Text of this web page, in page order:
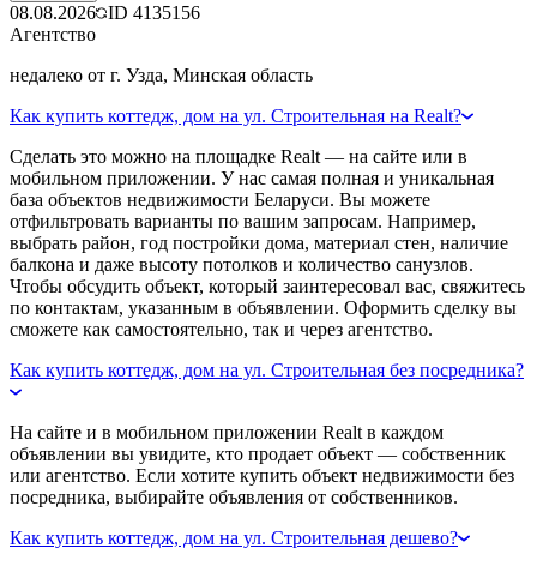
08.08.2026 ID 4135156
Агентство
недалеко от г. Узда, Минская область
Как купить коттедж, дом на ул. Строительная на Realt?
Сделать это можно на площадке Realt — на сайте или в
мобильном приложении. У нас самая полная и уникальная
база объектов недвижимости Беларуси. Вы можете
отфильтровать варианты по вашим запросам. Например,
выбрать район, год постройки дома, материал стен, наличие
балкона и даже высоту потолков и количество санузлов.
Чтобы обсудить объект, который заинтересовал вас, свяжитесь
по контактам, указанным в объявлении. Оформить сделку вы
сможете как самостоятельно, так и через агентство.
Как купить коттедж, дом на ул. Строительная без посредника?
На сайте и в мобильном приложении Realt в каждом
объявлении вы увидите, кто продает объект — собственник
или агентство. Если хотите купить объект недвижимости без
посредника, выбирайте объявления от собственников.
Как купить коттедж, дом на ул. Строительная дешево?